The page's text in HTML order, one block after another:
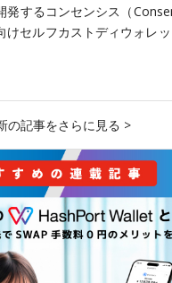
発するコンセンシス（
けセルフカストディウォレ
の記事をさらに見る >